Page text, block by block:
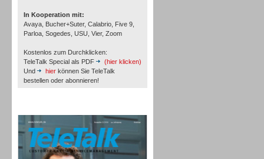
In Kooperation mit:
Avaya, Bucher+Suter, Calabrio, Five 9,
Parloa, Sogedes, USU, Vier, Zoom
Kostenlos zum Durchklicken:
TeleTalk Special als PDF
(hier klicken)
Und
hier können Sie TeleTalk
bestellen oder abonnieren!